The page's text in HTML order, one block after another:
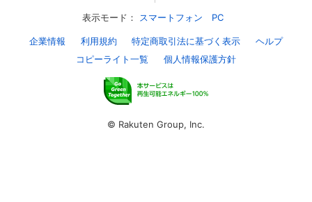
月額プランより
！
¥2,575
お
得!!
年額¥5,602(税込)
表示モード： スマートフォン PC
企業情報 利用規約 特定商取引法に基づく表示
ヘルプ
コピーライト一覧
個人情報保護方針
© Rakuten Group, Inc.